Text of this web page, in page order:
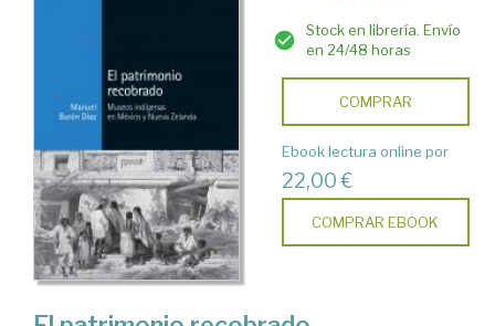
Stock en librería. Envío
en 24/48 horas
COMPRAR
Ebook lectura online por
22,00 €
COMPRAR EBOOK